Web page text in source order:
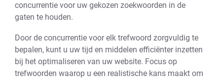
concurrentie voor uw gekozen zoekwoorden in de
gaten te houden.
Door de concurrentie voor elk trefwoord zorgvuldig te
bepalen, kunt u uw tijd en middelen efficiënter inzetten
bij het optimaliseren van uw website. Focus op
trefwoorden waarop u een realistische kans maakt om